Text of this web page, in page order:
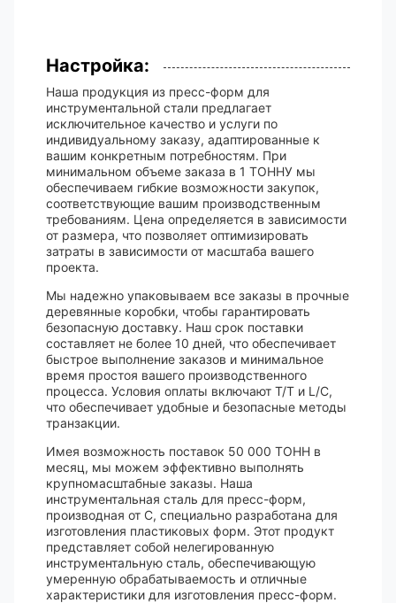
Настройка:
Наша продукция из пресс-форм для
инструментальной стали предлагает
исключительное качество и услуги по
индивидуальному заказу, адаптированные к
вашим конкретным потребностям. При
минимальном объеме заказа в 1 ТОННУ мы
обеспечиваем гибкие возможности закупок,
соответствующие вашим производственным
требованиям. Цена определяется в зависимости
от размера, что позволяет оптимизировать
затраты в зависимости от масштаба вашего
проекта.
Мы надежно упаковываем все заказы в прочные
деревянные коробки, чтобы гарантировать
безопасную доставку. Наш срок поставки
составляет не более 10 дней, что обеспечивает
быстрое выполнение заказов и минимальное
время простоя вашего производственного
процесса. Условия оплаты включают T/T и L/C,
что обеспечивает удобные и безопасные методы
транзакции.
Имея возможность поставок 50 000 ТОНН в
месяц, мы можем эффективно выполнять
крупномасштабные заказы. Наша
инструментальная сталь для пресс-форм,
производная от C, специально разработана для
изготовления пластиковых форм. Этот продукт
представляет собой нелегированную
инструментальную сталь, обеспечивающую
умеренную обрабатываемость и отличные
характеристики для изготовления пресс-форм.